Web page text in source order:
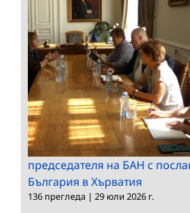
председателя на БАН с
България в Хърватия
136 прегледа | 29 юли 2026 г.